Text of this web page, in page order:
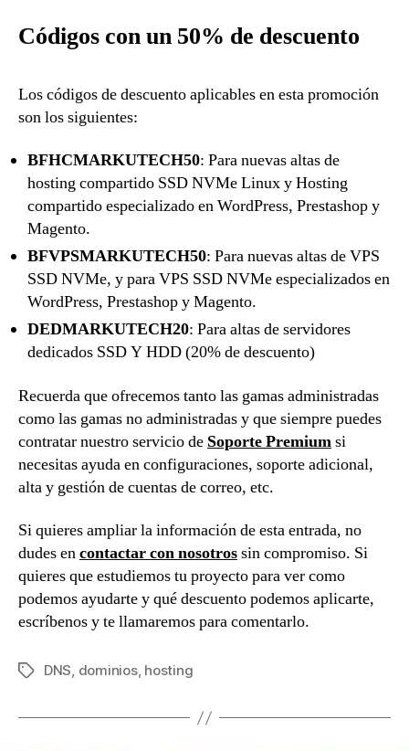
Códigos con un 50% de descuento
Los códigos de descuento aplicables en esta promoción
son los siguientes:
BFHCMARKUTECH50: Para nuevas altas de
hosting compartido SSD NVMe Linux y Hosting
compartido especializado en WordPress, Prestashop y
Magento.
BFVPSMARKUTECH50: Para nuevas altas de VPS
SSD NVMe, y para VPS SSD NVMe especializados en
WordPress, Prestashop y Magento.
DEDMARKUTECH20: Para altas de servidores
dedicados SSD Y HDD (20% de descuento)
Recuerda que ofrecemos tanto las gamas administradas
como las gamas no administradas y que siempre puedes
contratar nuestro servicio de Soporte Premiumsi
necesitas ayuda en configuraciones, soporte adicional,
alta y gestión de cuentas de correo, etc.
Si quieres ampliar la información de esta entrada, no
dudes encontactar con nosotrossin compromiso. Si
quieres que estudiemos tu proyecto para ver como
podemos ayudarte y qué descuento podemos aplicarte,
escríbenos y te llamaremos para comentarlo.
Etiquetas
DNS, dominios, hosting